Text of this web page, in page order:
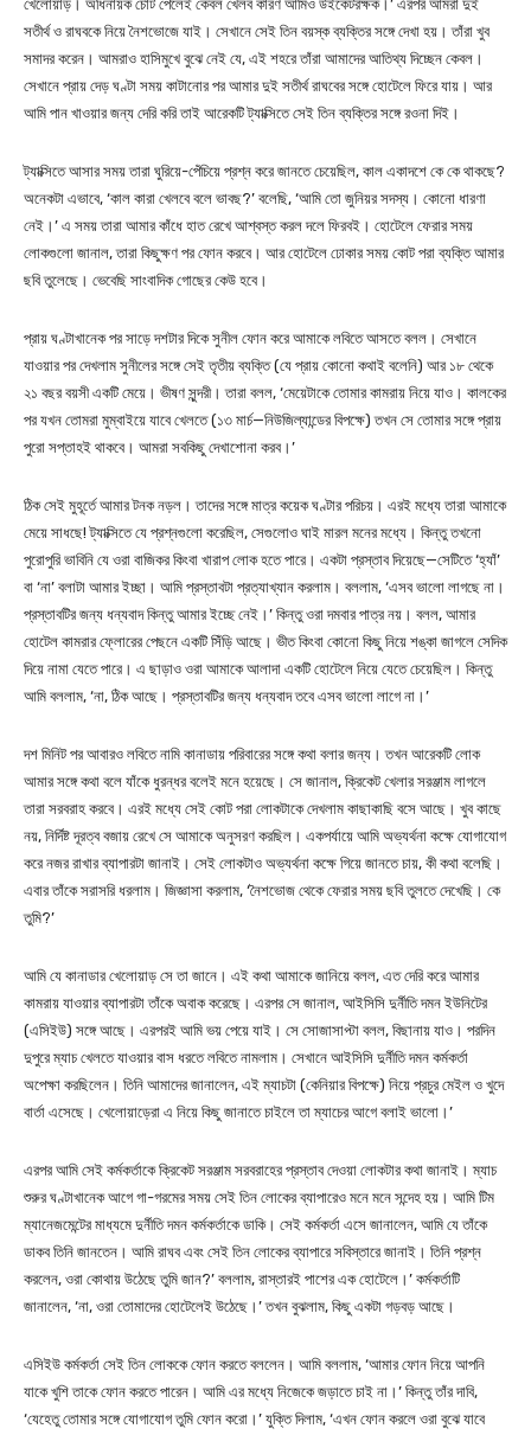
খেলোয়াড়। অধিনায়ক চোট পেলেই কেবল খেলব কারণ আমিও উইকেটরক্ষক।’ এরপর আমরা দুই
সতীর্থ ও রাঘবকে নিয়ে নৈশভোজে যাই। সেখানে সেই তিন বয়স্ক ব্যক্তির সঙ্গে দেখা হয়। তাঁরা খুব
সমাদর করেন। আমরাও হাসিমুখে বুঝে নেই যে, এই শহরে তাঁরা আমাদের আতিথ্য দিচ্ছেন কেবল।
সেখানে প্রায় দেড় ঘণ্টা সময় কাটানোর পর আমার দুই সতীর্থ রাঘবের সঙ্গে হোটেলে ফিরে যায়। আর
আমি পান খাওয়ার জন্য দেরি করি তাই আরেকটি ট্যাক্সিতে সেই তিন ব্যক্তির সঙ্গে রওনা দিই।
ট্যাক্সিতে আসার সময় তারা ঘুরিয়ে-পেঁচিয়ে প্রশ্ন করে জানতে চেয়েছিল, কাল একাদশে কে কে থাকছে?
অনেকটা এভাবে, ‘কাল কারা খেলবে বলে ভাবছ?’ বলেছি, ‘আমি তো জুনিয়র সদস্য। কোনো ধারণা
নেই।’ এ সময় তারা আমার কাঁধে হাত রেখে আশ্বস্ত করল দলে ফিরবই। হোটেলে ফেরার সময়
লোকগুলো জানাল, তারা কিছুক্ষণ পর ফোন করবে। আর হোটেলে ঢোকার সময় কোট পরা ব্যক্তি আমার
ছবি তুলেছে। ভেবেছি সাংবাদিক গোছের কেউ হবে।
প্রায় ঘণ্টাখানেক পর সাড়ে দশটার দিকে সুনীল ফোন করে আমাকে লবিতে আসতে বলল। সেখানে
যাওয়ার পর দেখলাম সুনীলের সঙ্গে সেই তৃতীয় ব্যক্তি (যে প্রায় কোনো কথাই বলেনি) আর ১৮ থেকে
২১ বছর বয়সী একটি মেয়ে। ভীষণ সুন্দরী। তারা বলল, ‘মেয়েটাকে তোমার কামরায় নিয়ে যাও। কালকের
পর যখন তোমরা মুম্বাইয়ে যাবে খেলতে (১৩ মার্চ—নিউজিল্যান্ডের বিপক্ষে) তখন সে তোমার সঙ্গে প্রায়
পুরো সপ্তাহই থাকবে। আমরা সবকিছু দেখাশোনা করব।’
ঠিক সেই মুহূর্তে আমার টনক নড়ল। তাদের সঙ্গে মাত্র কয়েক ঘণ্টার পরিচয়। এরই মধ্যে তারা আমাকে
মেয়ে সাধছে! ট্যাক্সিতে যে প্রশ্নগুলো করেছিল, সেগুলোও ঘাই মারল মনের মধ্যে। কিন্তু তখনো
পুরোপুরি ভাবিনি যে ওরা বাজিকর কিংবা খারাপ লোক হতে পারে। একটা প্রস্তাব দিয়েছে—সেটিতে ‘হ্যাঁ’
বা ‘না’ বলাটা আমার ইচ্ছা। আমি প্রস্তাবটা প্রত্যাখ্যান করলাম। বললাম, ‘এসব ভালো লাগছে না।
প্রস্তাবটির জন্য ধন্যবাদ কিন্তু আমার ইচ্ছে নেই।’ কিন্তু ওরা দমবার পাত্র নয়। বলল, আমার
হোটেল কামরার ফ্লোরের পেছনে একটি সিঁড়ি আছে। ভীত কিংবা কোনো কিছু নিয়ে শঙ্কা জাগলে সেদিক
দিয়ে নামা যেতে পারে। এ ছাড়াও ওরা আমাকে আলাদা একটি হোটেলে নিয়ে যেতে চেয়েছিল। কিন্তু
আমি বললাম, ‘না, ঠিক আছে। প্রস্তাবটির জন্য ধন্যবাদ তবে এসব ভালো লাগে না।’
দশ মিনিট পর আবারও লবিতে নামি কানাডায় পরিবারের সঙ্গে কথা বলার জন্য। তখন আরেকটি লোক
আমার সঙ্গে কথা বলে যাঁকে ধুরন্ধর বলেই মনে হয়েছে। সে জানাল, ক্রিকেট খেলার সরঞ্জাম লাগলে
তারা সরবরাহ করবে। এরই মধ্যে সেই কোট পরা লোকটাকে দেখলাম কাছাকাছি বসে আছে। খুব কাছে
নয়, নির্দিষ্ট দূরত্ব বজায় রেখে সে আমাকে অনুসরণ করছিল। একপর্যায়ে আমি অভ্যর্থনা কক্ষে যোগাযোগ
করে নজর রাখার ব্যাপারটা জানাই। সেই লোকটাও অভ্যর্থনা কক্ষে গিয়ে জানতে চায়, কী কথা বলেছি।
এবার তাঁকে সরাসরি ধরলাম। জিজ্ঞাসা করলাম, ‘নৈশভোজ থেকে ফেরার সময় ছবি তুলতে দেখেছি। কে
তুমি?’
আমি যে কানাডার খেলোয়াড় সে তা জানে। এই কথা আমাকে জানিয়ে বলল, এত দেরি করে আমার
কামরায় যাওয়ার ব্যাপারটা তাঁকে অবাক করেছে। এরপর সে জানাল, আইসিসি দুর্নীতি দমন ইউনিটের
(এসিইউ) সঙ্গে আছে। এরপরই আমি ভয় পেয়ে যাই। সে সোজাসাপ্টা বলল, বিছানায় যাও। পরদিন
দুপুরে ম্যাচ খেলতে যাওয়ার বাস ধরতে লবিতে নামলাম। সেখানে আইসিসি দুর্নীতি দমন কর্মকর্তা
অপেক্ষা করছিলেন। তিনি আমাদের জানালেন, এই ম্যাচটা (কেনিয়ার বিপক্ষে) নিয়ে প্রচুর মেইল ও খুদে
বার্তা এসেছে। খেলোয়াড়েরা এ নিয়ে কিছু জানাতে চাইলে তা ম্যাচের আগে বলাই ভালো।’
এরপর আমি সেই কর্মকর্তাকে ক্রিকেট সরঞ্জাম সরবরাহের প্রস্তাব দেওয়া লোকটার কথা জানাই। ম্যাচ
শুরুর ঘণ্টাখানেক আগে গা-গরমের সময় সেই তিন লোকের ব্যাপারেও মনে মনে সন্দেহ হয়। আমি টিম
ম্যানেজমেন্টের মাধ্যমে দুর্নীতি দমন কর্মকর্তাকে ডাকি। সেই কর্মকর্তা এসে জানালেন, আমি যে তাঁকে
ডাকব তিনি জানতেন। আমি রাঘব এবং সেই তিন লোকের ব্যাপারে সবিস্তারে জানাই। তিনি প্রশ্ন
করলেন, ওরা কোথায় উঠেছে তুমি জান?’ বললাম, রাস্তারই পাশের এক হোটেলে।’ কর্মকর্তাটি
জানালেন, ‘না, ওরা তোমাদের হোটেলেই উঠেছে।’ তখন বুঝলাম, কিছু একটা গড়বড় আছে।
এসিইউ কর্মকর্তা সেই তিন লোককে ফোন করতে বললেন। আমি বললাম, ‘আমার ফোন নিয়ে আপনি
যাকে খুশি তাকে ফোন করতে পারেন। আমি এর মধ্যে নিজেকে জড়াতে চাই না।’ কিন্তু তাঁর দাবি,
‘যেহেতু তোমার সঙ্গে যোগাযোগ তুমি ফোন করো।’ যুক্তি দিলাম, ‘এখন ফোন করলে ওরা বুঝে যাবে